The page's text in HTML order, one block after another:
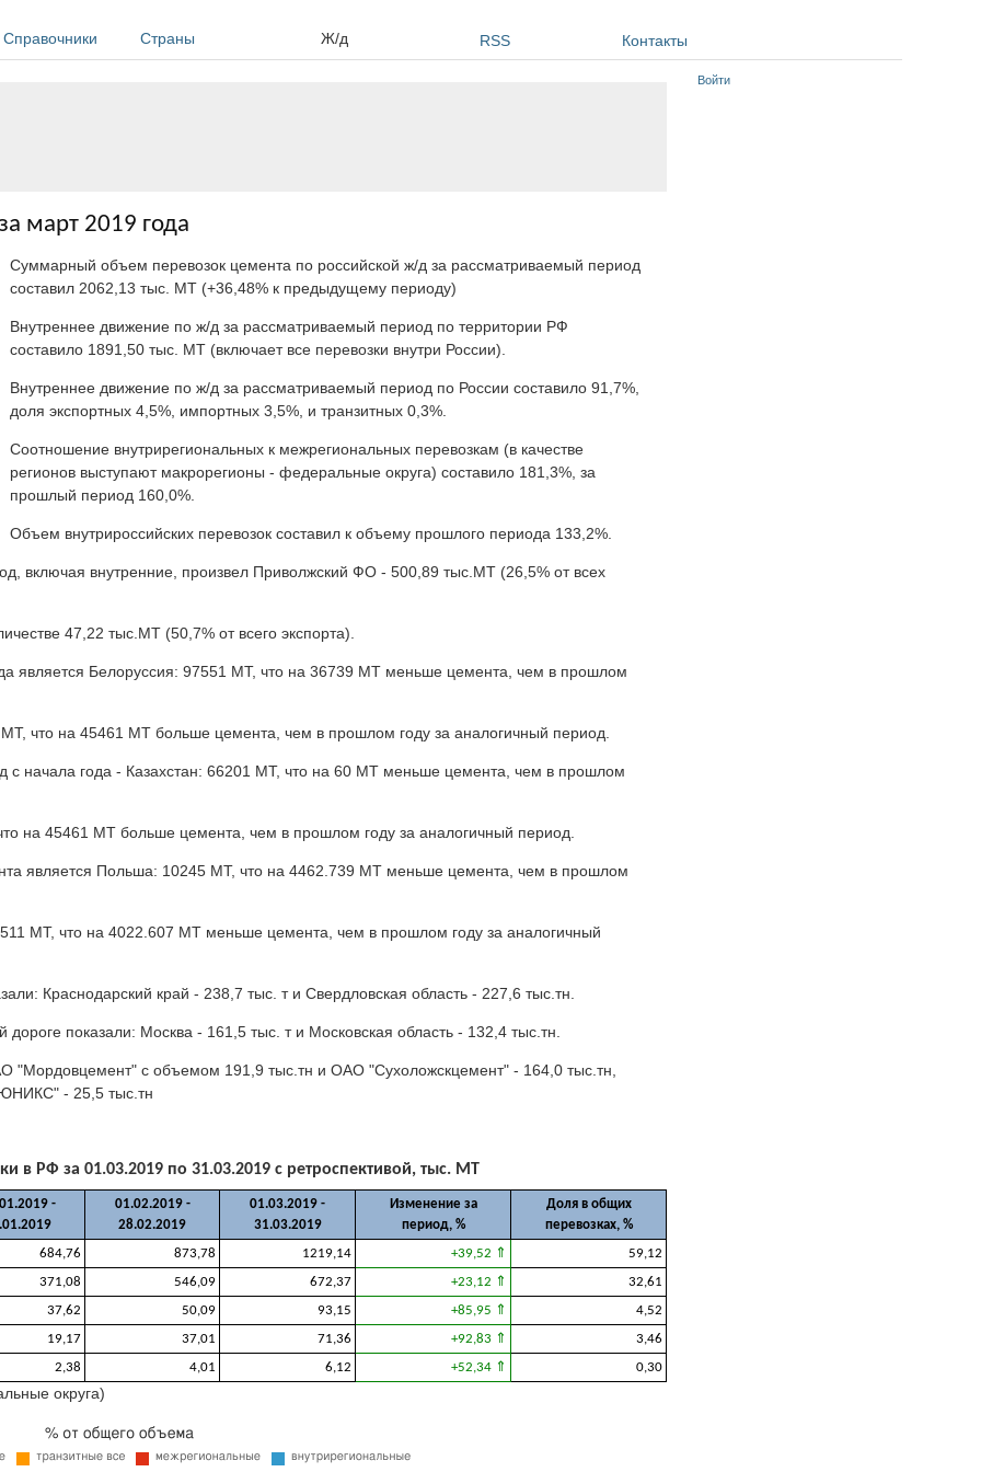
Справочники Страны Ж/д RSS Контакты
март 2019 года
Суммарный объем перевозок цемента по российской ж/д за рассматриваемый период
составил 2062,13 тыс. МТ (+36,48% к предыдущему периоду)
Внутреннее движение по ж/д за рассматриваемый период по территории РФ
составило 1891,50 тыс. МТ (включает все перевозки внутри России).
Внутреннее движение по ж/д за рассматриваемый период по России составило 91,7%,
доля экспортных 4,5%, импортных 3,5%, и транзитных 0,3%.
Соотношение внутрирегиональных к межрегиональных перевозкам (в качестве
регионов выступают макрорегионы - федеральные округа) составило 181,3%, за
прошлый период 160,0%.
Объем внутрироссийских перевозок составил к объему прошлого периода 133,2%.
включая внутренние, произвел Приволжский ФО - 500,89 тыс.МТ (26,5% от всех
47,22 тыс.МТ (50,7% от всего экспорта).
является Белоруссия: 97551 МТ, что на 36739 МТ меньше цемента, чем в прошлом
что на 45461 МТ больше цемента, чем в прошлом году за аналогичный период.
начала года - Казахстан: 66201 МТ, что на 60 МТ меньше цемента, чем в прошлом
на 45461 МТ больше цемента, чем в прошлом году за аналогичный период.
является Польша: 10245 МТ, что на 4462.739 МТ меньше цемента, чем в прошлом
МТ, что на 4022.607 МТ меньше цемента, чем в прошлом году за аналогичный
Краснодарский край - 238,7 тыс. т и Свердловская область - 227,6 тыс.тн.
показали: Москва - 161,5 тыс. т и Московская область - 132,4 тыс.тн.
"Мордовцемент" с объемом 191,9 тыс.тн и ОАО "Сухоложскцемент" - 164,0 тыс.тн,
- 25,5 тыс.тн
в РФ за 01.03.2019 по 31.03.2019 с ретроспективой, тыс. МТ
-
01.02.2019 -
28.02.2019
01.03.2019 -
31.03.2019
Изменение за
период, %
Доля в общих
перевозках, %
684,76
873,78 1219,14 +39,52 ⇑
59,12
371,08
546,09 672,37 +23,12 ⇑
32,61
37,62
50,09 93,15 +85,95 ⇑
4,52
19,17
37,01 71,36 +92,83 ⇑
3,46
2,38
4,01 6,12 +52,34 ⇑ 0,30
округа)
Войти